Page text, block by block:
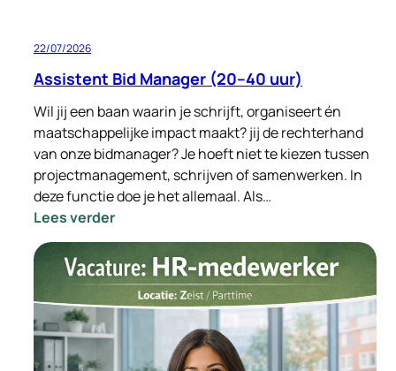
22/07/2026
Assistent Bid Manager (20–40 uur)
Wil jij een baan waarin je schrijft, organiseert én
maatschappelijke impact maakt? jij de rechterhand
van onze bidmanager? Je hoeft niet te kiezen tussen
projectmanagement, schrijven of samenwerken. In
deze functie doe je het allemaal. Als…
Lees verder:
Assistent
Bid
Manager
(20–